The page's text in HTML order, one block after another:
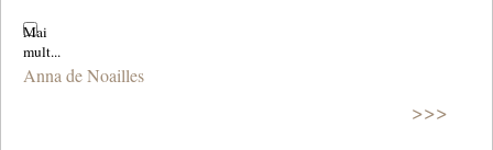
Anna de Noailles
>>>